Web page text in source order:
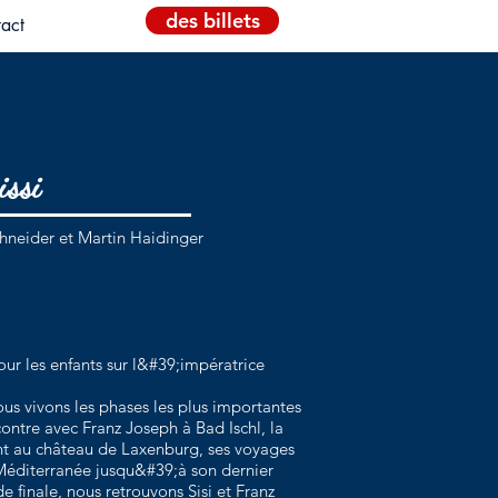
des billets
et Martin Haidinger
les enfants sur l&#39;impératrice
vivons les phases les plus importantes
avec Franz Joseph à Bad Ischl, la
au château de Laxenburg, ses voyages
jusqu&#39;à son dernier
finale, nous retrouvons Sisi et Franz